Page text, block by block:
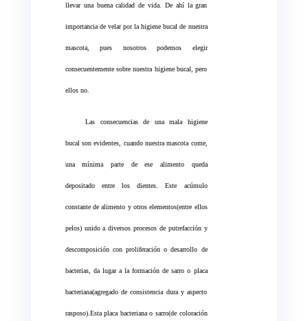
llevar una buena calidad de vida. De ahí la gran
importancia de velar por la higiene bucal de nuestra
mascota, pues nosotros podemos elegir
consecuentemente sobre nuestra higiene bucal, pero
ellos no.
Las consecuencias de una mala higiene
bucal son evidentes, cuando nuestra mascota come,
una mínima parte de ese alimento queda
depositado entre los dientes. Este acúmulo
constante de alimento y otros elementos(entre ellos
pelos) unido a diversos procesos de putrefacción y
descomposición con proliferación o desarrollo de
bacterias, da lugar a la formación de sarro o placa
bacteriana(agregado de consistencia dura y aspecto
rasposo).Esta placa bacteriana o sarro(de coloración